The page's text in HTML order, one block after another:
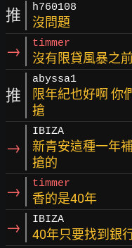
推 h760108
沒問題
→ timmer
沒有限貸風暴之
推
abyssa1
限年紀也好啊 你
搶
→
IBIZA
新青安這種一年
搶的
→ timmer
香的是40年
→ IBIZA
40年只要找到銀